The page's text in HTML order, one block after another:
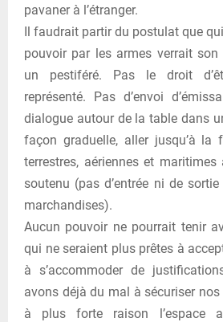
pavaner à l’étranger.
Il faudrait partir du postulat que
pouvoir par les armes verrait
un pestiféré. Pas le droit
représenté. Pas d’envoi
dialogue autour de la table dans
façon graduelle, aller jusqu’à la
terrestres, aériennes et
soutenu (pas d’entrée ni de
marchandises).
Aucun pouvoir ne pourrait tenir
qui ne seraient plus prêtes à
à s’accommoder de
avons déjà du mal à sécuriser
à plus forte raison l’espace